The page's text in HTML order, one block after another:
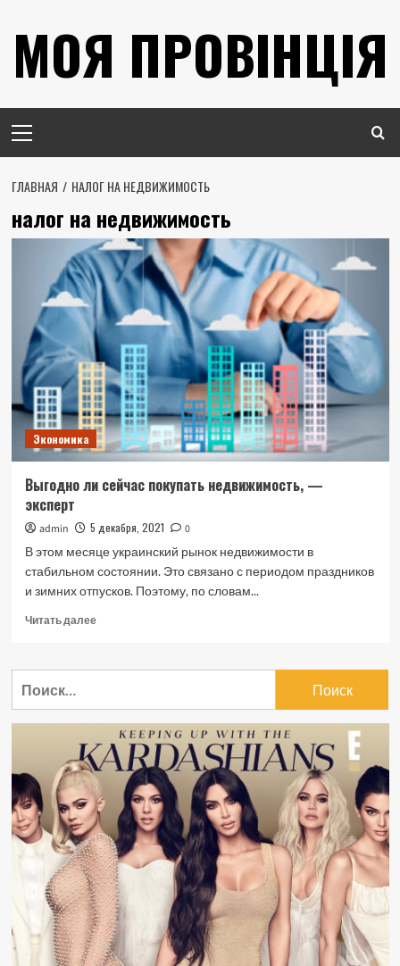
содержимому
МОЯ ПРОВІНЦІЯ
меню
ГЛАВНАЯ НАЛОГ НА НЕДВИЖИМОСТЬ
налог на недвижимость
Экономика
Выгодно ли сейчас покупать недвижимость, —
эксперт
admin 5 декабря, 2021
0
В этом месяце украинский рынок недвижимости в
стабильном состоянии. Это связано с периодом праздников
и зимних отпусков. Поэтому, по словам...
Читать далееПрочитать
Выгодно
недвижимость,
—
эксперт